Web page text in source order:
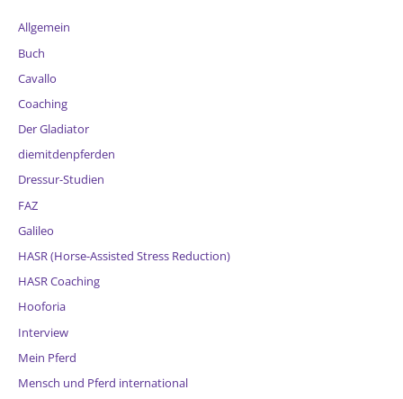
Allgemein
Buch
Cavallo
Coaching
Der Gladiator
diemitdenpferden
Dressur-Studien
FAZ
Galileo
HASR (Horse-Assisted Stress Reduction)
HASR Coaching
Hooforia
Interview
Mein Pferd
Mensch und Pferd international